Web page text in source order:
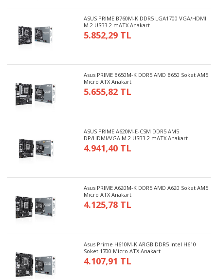
ASUS PRIME B760M-K DDR5 LGA1700 VGA/HDMI
M.2 USB3.2 mATX Anakart
5.852,29 TL
Asus PRIME B650M-K DDR5 AMD B650 Soket AM5
Micro ATX Anakart
5.655,82 TL
ASUS PRIME A620M-E-CSM DDR5 AM5
DP/HDMI/VGA M.2 USB3.2 mATX Anakart
4.941,40 TL
Asus PRIME A620M-K DDR5 AMD A620 Soket AM5
Micro ATX Anakart
4.125,78 TL
Asus Prime H610M-K ARGB DDR5 Intel H610
Soket 1700 Micro ATX Anakart
4.107,91 TL